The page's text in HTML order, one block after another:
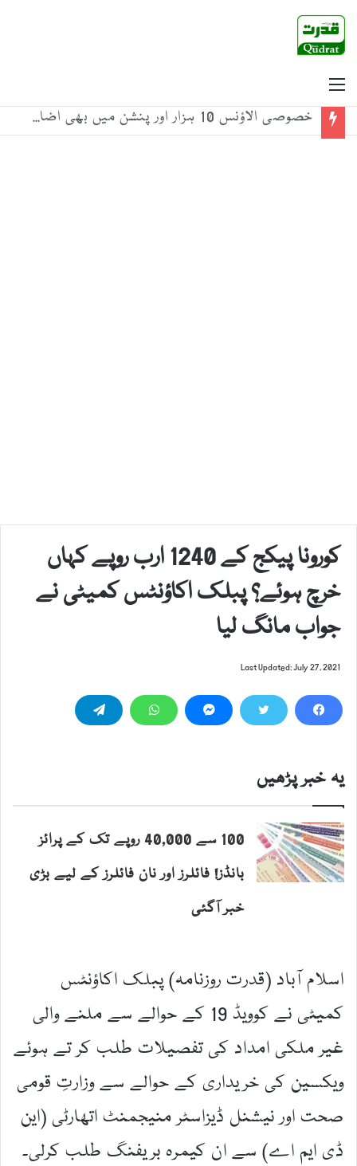
خصوصی الاؤنس 10 ہزار اور پنشن میں بھی اضافہ! کن سرکاری ملازمین کو ملے گا؟
کورونا پیکج کے 1240 ارب روپے کہاں
خرچ ہوئے؟ پبلک اکاؤنٹس کمیٹی نے
جواب مانگ لیا
Last Updated: July 27, 2021
یہ خبر پڑھیں
100 سے 40,000 روپے تک کے پرائز
بانڈز! فائلرز اور نان فائلرز کے لیے بڑی
خبر آگئی
اسلام آباد (قدرت روزنامہ) پبلک اکاؤنٹس
کمیٹی نے کوویڈ 19 کے حوالے سے ملنے والی
غیر ملکی امداد کی تفصیلات طلب کر تے ہوئے
ویکسین کی خریداری کے حوالے سے وزارتِ قومی
صحت اور نیشنل ڈیزاسٹر منیجمنٹ اتھارٹی (این
ڈی ایم اے) سے ان کیمرہ بریفنگ طلب کرلی۔